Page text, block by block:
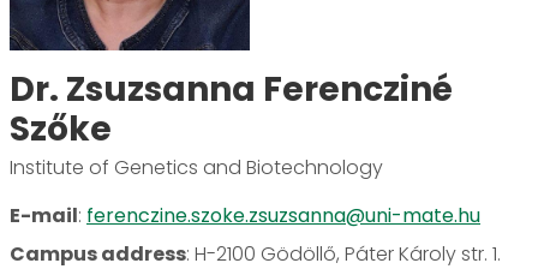
Dr. Zsuzsanna Ferencziné
Szőke
Institute of Genetics and Biotechnology
E-mail: ferenczine.szoke.zsuzsanna@uni-mate.hu
Campus address: H-2100 Gödöllő, Páter Károly str. 1.